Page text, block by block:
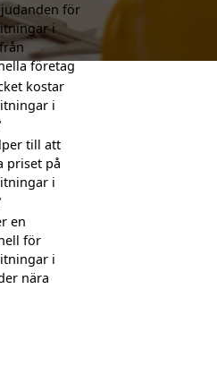
för
i
företag
kostar
i
till att
priset på
i
en
för
i
nära